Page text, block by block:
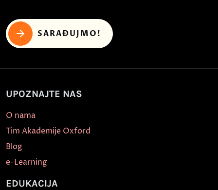
SARAĐUJMO!
UPOZNAJTE NAS
O nama
Tim Akademije Oxford
Blog
e-Learning
EDUKACIJA